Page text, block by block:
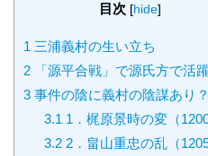
目次 [hide]
1 三浦義村の生い立ち
2 「源平合戦」で源氏方で活躍
3 事件の陰に義村の陰謀あり？
3.1 1．梶原景時の変（1200
3.22．畠山重忠の乱（1205